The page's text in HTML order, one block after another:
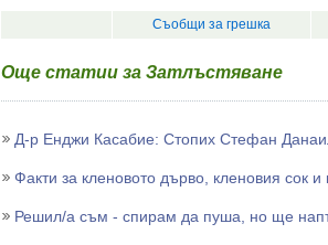
Съобщи за грешка
Още статии за Затлъстяване
Д-р Енджи Касабие: Стопих Стефан
Факти за кленовото дърво, кленовия сок и
Решил/а съм - спирам да пуша, но ще